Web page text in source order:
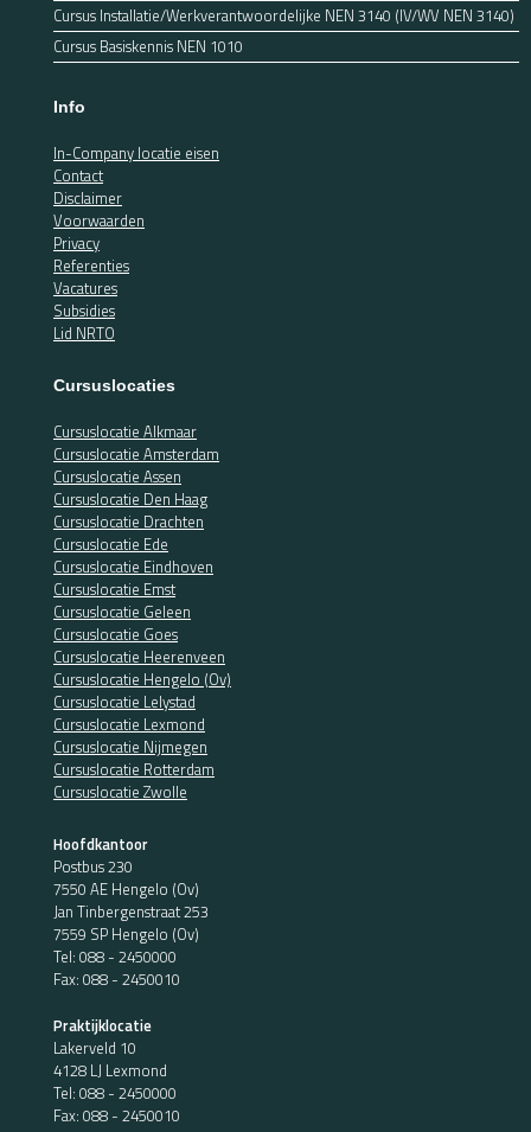
Cursus Installatie/Werkverantwoordelijke NEN 3140 (IV/WV NEN 3140)
Cursus Basiskennis NEN 1010
Info
In-Company locatie eisen
Contact
Disclaimer
Voorwaarden
Privacy
Referenties
Vacatures
Subsidies
Lid NRTO
Cursuslocaties
Cursuslocatie Alkmaar
Cursuslocatie Amsterdam
Cursuslocatie Assen
Cursuslocatie Den Haag
Cursuslocatie Drachten
Cursuslocatie Ede
Cursuslocatie Eindhoven
Cursuslocatie Emst
Cursuslocatie Geleen
Cursuslocatie Goes
Cursuslocatie Heerenveen
Cursuslocatie Hengelo (Ov)
Cursuslocatie Lelystad
Cursuslocatie Lexmond
Cursuslocatie Nijmegen
Cursuslocatie Rotterdam
Cursuslocatie Zwolle
Hoofdkantoor
Postbus 230
7550 AE Hengelo (Ov)
Jan Tinbergenstraat 253
7559 SP Hengelo (Ov)
Tel: 088 - 2450000
Fax: 088 - 2450010
Praktijklocatie
Lakerveld 10
4128 LJ Lexmond
Tel: 088 - 2450000
Fax: 088 - 2450010